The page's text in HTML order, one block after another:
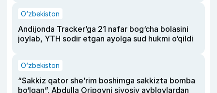
O‘zbekiston
Andijonda Tracker’ga 21 nafar bog‘cha bolasini
joylab, YTH sodir etgan ayolga sud hukmi o‘qildi
O‘zbekiston
“Sakkiz qator she’rim boshimga sakkizta bomba
bo‘lgan”. Abdulla Oripovni siyosiy ayblovlardan